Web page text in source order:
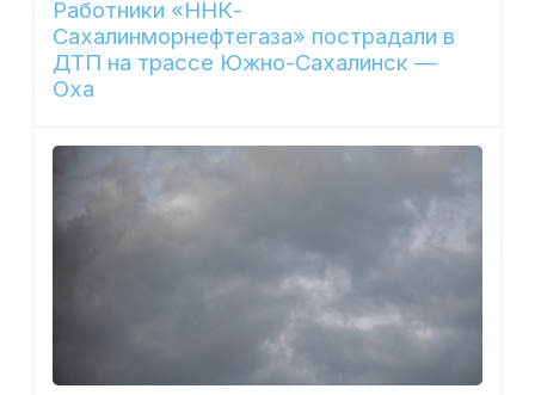
Работники «ННК-
Сахалинморнефтегаза» пострадали в
ДТП на трассе Южно-Сахалинск —
Оха